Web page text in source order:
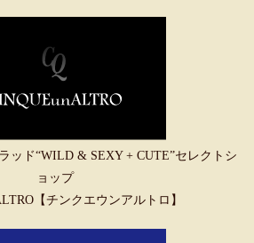
ッド“WILD & SEXY + CUTE”セレクトシ
ョップ
【チンクエウンアルトロ】